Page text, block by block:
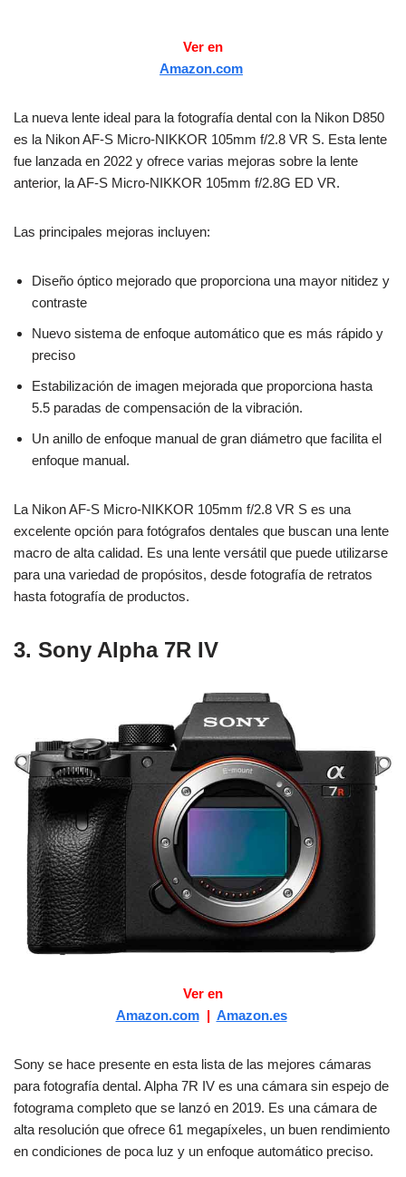
Ver en
Amazon.com
La nueva lente ideal para la fotografía dental con la Nikon D850
es la Nikon AF-S Micro-NIKKOR 105mm f/2.8 VR S. Esta lente
fue lanzada en 2022 y ofrece varias mejoras sobre la lente
anterior, la AF-S Micro-NIKKOR 105mm f/2.8G ED VR.
Las principales mejoras incluyen:
Diseño óptico mejorado que proporciona una mayor nitidez y
contraste
Nuevo sistema de enfoque automático que es más rápido y
preciso
Estabilización de imagen mejorada que proporciona hasta
5.5 paradas de compensación de la vibración.
Un anillo de enfoque manual de gran diámetro que facilita el
enfoque manual.
La Nikon AF-S Micro-NIKKOR 105mm f/2.8 VR S es una
excelente opción para fotógrafos dentales que buscan una lente
macro de alta calidad. Es una lente versátil que puede utilizarse
para una variedad de propósitos, desde fotografía de retratos
hasta fotografía de productos.
3. Sony Alpha 7R IV
Ver en
Amazon.com| Amazon.es
Sony se hace presente en esta lista de las mejores cámaras
para fotografía dental. Alpha 7R IV es una cámara sin espejo de
fotograma completo que se lanzó en 2019. Es una cámara de
alta resolución que ofrece 61 megapíxeles, un buen rendimiento
en condiciones de poca luz y un enfoque automático preciso.